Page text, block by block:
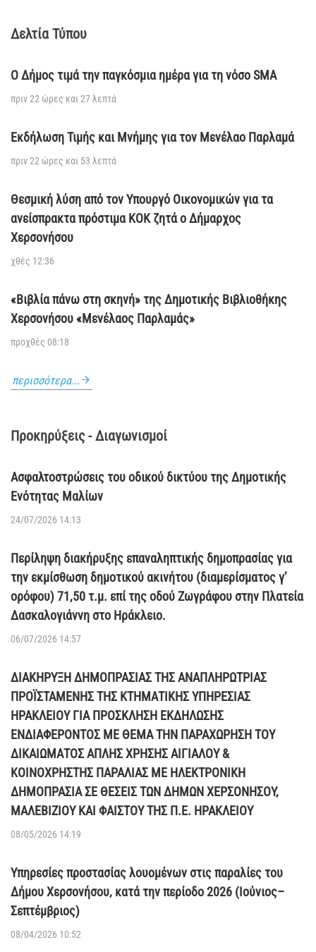
Δελτία Τύπου
Ο Δήμος τιμά την παγκόσμια ημέρα για τη νόσο SMA
πριν 22 ώρες και 27 λεπτά
Εκδήλωση Τιμής και Μνήμης για τον Μενέλαο Παρλαμά
πριν 22 ώρες και 53 λεπτά
Θεσμική λύση από τον Υπουργό Οικονομικών για τα
ανείσπρακτα πρόστιμα ΚΟΚ ζητά ο Δήμαρχος
Χερσονήσου
χθές 12:36
«Βιβλία πάνω στη σκηνή» της Δημοτικής Βιβλιοθήκης
Χερσονήσου «Μενέλαος Παρλαμάς»
προχθές 08:18
περισσότερα...
Προκηρύξεις - Διαγωνισμοί
Ασφαλτοστρώσεις του οδικού δικτύου της Δημοτικής
Ενότητας Μαλίων
24/07/2026 14:13
Περίληψη διακήρυξης επαναληπτικής δημοπρασίας για
την εκμίσθωση δημοτικού ακινήτου (διαμερίσματος γ’
ορόφου) 71,50 τ.μ. επί της οδού Ζωγράφου στην Πλατεία
Δασκαλογιάννη στο Ηράκλειο.
06/07/2026 14:57
ΔΙΑΚΗΡΥΞΗ ΔΗΜΟΠΡΑΣΙΑΣ ΤΗΣ ΑΝΑΠΛΗΡΩΤΡΙΑΣ
ΠΡΟΪΣΤΑΜΕΝΗΣ ΤΗΣ ΚΤΗΜΑΤΙΚΗΣ ΥΠΗΡΕΣΙΑΣ
ΗΡΑΚΛΕΙΟΥ ΓΙΑ ΠΡΟΣΚΛΗΣΗ ΕΚΔΗΛΩΣΗΣ
ΕΝΔΙΑΦΕΡΟΝΤΟΣ ΜΕ ΘΕΜΑ ΤΗΝ ΠΑΡΑΧΩΡΗΣΗ ΤΟΥ
ΔΙΚΑΙΩΜΑΤΟΣ ΑΠΛΗΣ ΧΡΗΣΗΣ ΑΙΓΙΑΛΟΥ &
ΚΟΙΝΟΧΡΗΣΤΗΣ ΠΑΡΑΛΙΑΣ ΜΕ ΗΛΕΚΤΡΟΝΙΚΗ
ΔΗΜΟΠΡΑΣΙΑ ΣΕ ΘΕΣΕΙΣ ΤΩΝ ΔΗΜΩΝ ΧΕΡΣΟΝΗΣΟΥ,
ΜΑΛΕΒΙΖΙΟΥ ΚΑΙ ΦΑΙΣΤΟΥ ΤΗΣ Π.Ε. ΗΡΑΚΛΕΙΟΥ
08/05/2026 14:19
Υπηρεσίες προστασίας λουομένων στις παραλίες του
Δήμου Χερσονήσου, κατά την περίοδο 2026 (Ιούνιος–
Σεπτέμβριος)
08/04/2026 10:52